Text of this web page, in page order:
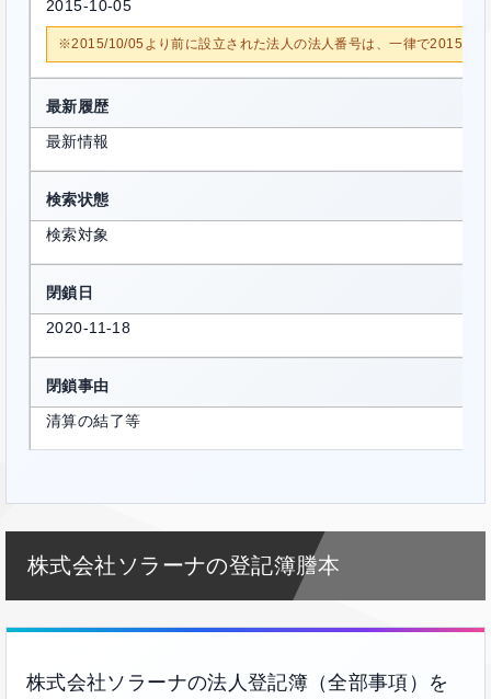
2015-10-05
※2015/10/05より前に設立された法人の法人番号は、一律で2015/10/
最新履歴
最新情報
検索状態
検索対象
閉鎖日
2020-11-18
閉鎖事由
清算の結了等
株式会社ソラーナの登記簿謄本
株式会社ソラーナの法人登記簿（全部事項）を